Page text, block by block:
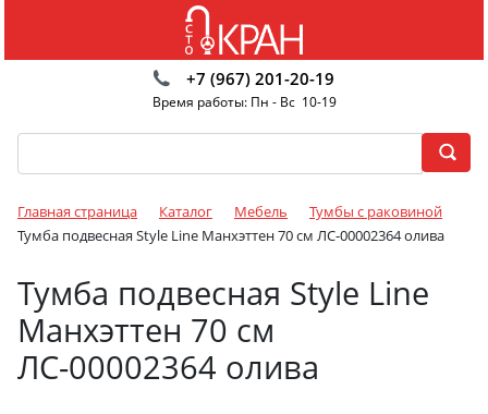
+7 (967) 201-20-19
Время работы: Пн - Вс 10-19
Главная страница Каталог Мебель
Тумбы с раковиной
Тумба подвесная Style Line Манхэттен 70 см ЛС-00002364 олива
Тумба подвесная Style Line
Манхэттен 70 см
ЛС-00002364 олива